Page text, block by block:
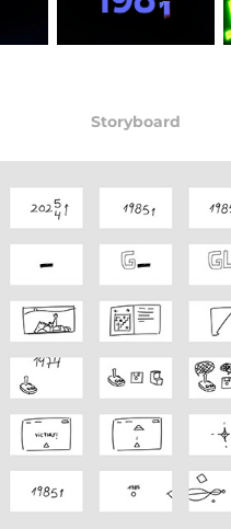
Storyboard